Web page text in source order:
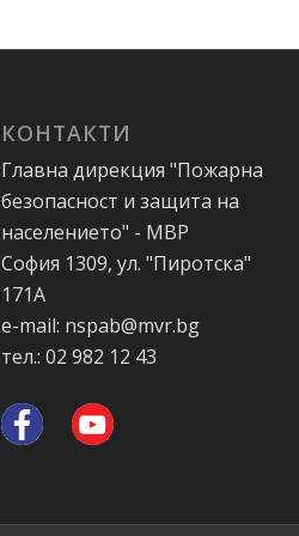
КОНТАКТИ
Главна дирекция "Пожарна
безопасност и защита на
населението" - МВР
София 1309, ул. "Пиротска"
171А
e-mail: nspab@mvr.bg
тел.: 02 982 12 43